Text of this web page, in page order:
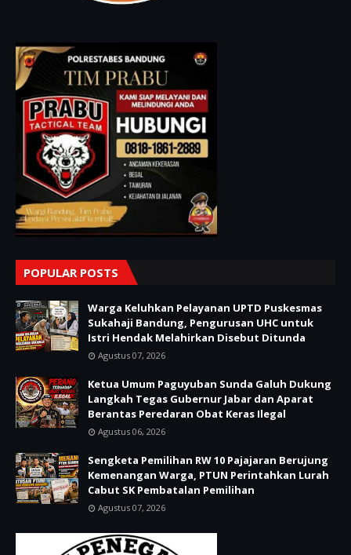
POPULAR POSTS
Warga Keluhkan Pelayanan UPTD Puskesmas
Sukahaji Bandung, Pengurusan UHC untuk
Istri Hendak Melahirkan Disebut Ditunda
Agustus 07, 2026
Ketua Umum Paguyuban Sunda Galuh Dukung
Langkah Tegas Gubernur Jabar dan Aparat
Berantas Peredaran Obat Keras Ilegal
Agustus 06, 2026
Sengketa Pemilihan RW 10 Pajajaran Berujung
Kemenangan Warga, PTUN Perintahkan Lurah
Cabut SK Pembatalan Pemilihan
Agustus 07, 2026